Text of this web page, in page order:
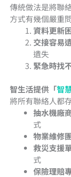
傳統做法是將聯
方式有幾個嚴重
資料更新
交接容易
遺失
緊急時找
智生活提供「智
將所有聯絡人都
抽水機廠
式
物業維修
救災支援
式
保險理賠